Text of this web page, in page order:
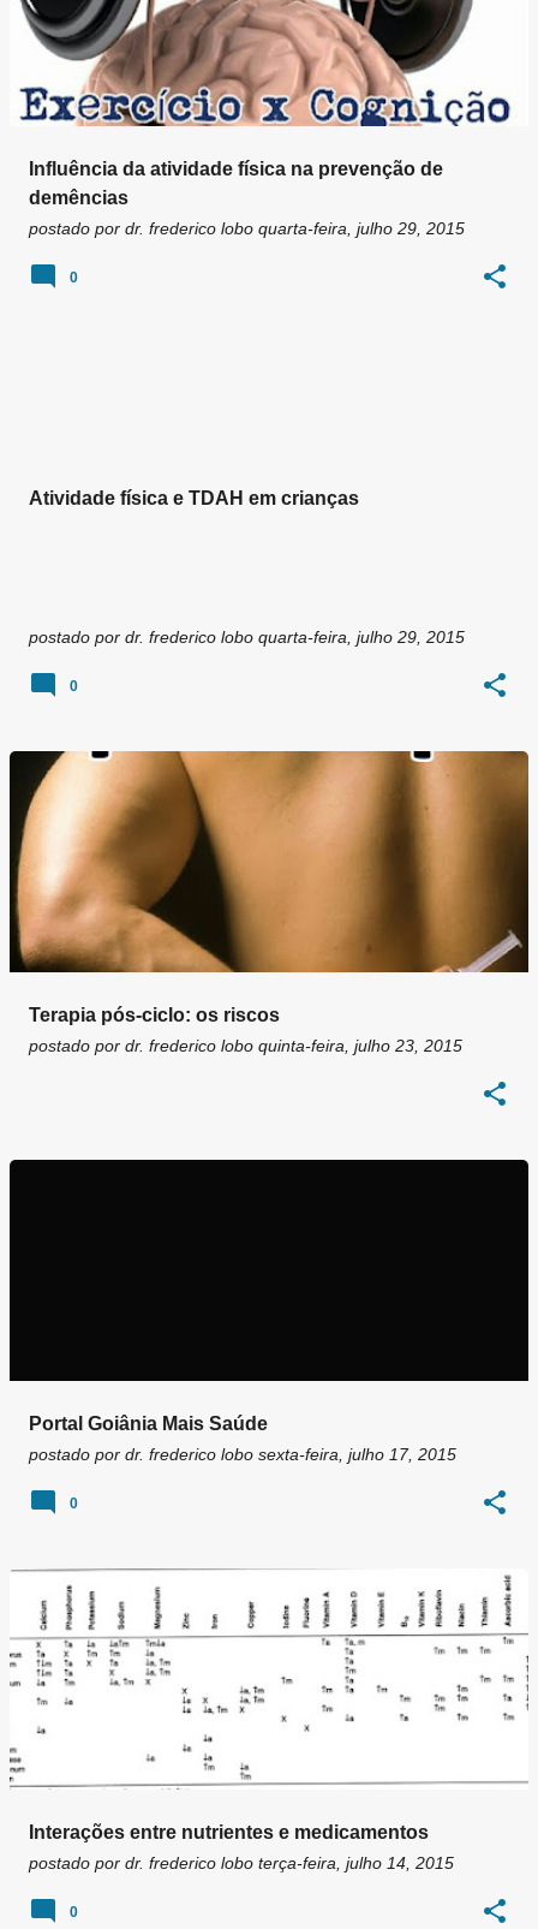
Influência da atividade física na prevenção de
demências
postado por dr. frederico lobo quarta-feira, julho 29, 2015
0
Atividade física e TDAH em crianças
postado por dr. frederico lobo quarta-feira, julho 29, 2015
0
Terapia pós-ciclo: os riscos
postado por dr. frederico lobo quinta-feira, julho 23, 2015
Portal Goiânia Mais Saúde
postado por dr. frederico lobo sexta-feira, julho 17, 2015
0
Interações entre nutrientes e medicamentos
postado por dr. frederico lobo terça-feira, julho 14, 2015
0